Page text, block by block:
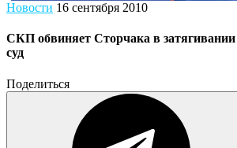
Новости 16 сентября 2010
СКП обвиняет Сторчака в затягивании
суд
Поделиться